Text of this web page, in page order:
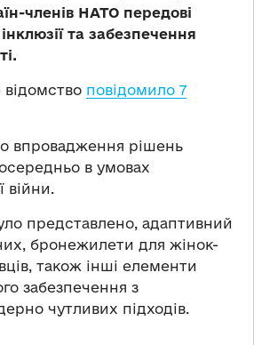
членів НАТО передові
та забезпечення
повідомило 7
впровадження рішень
в умовах
війни.
представлено, адаптивний
бронежилети для жінок-
також інші елементи
забезпечення з
чутливих підходів.